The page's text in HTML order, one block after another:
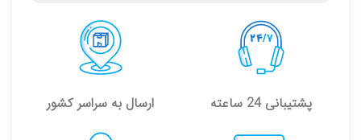
پشتیبانی 24 ساعته ارسال به سراسر کشور